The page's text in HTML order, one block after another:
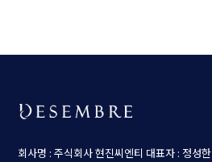
회사명 : 주식회사 현진씨엔티 대표자 : 정성한